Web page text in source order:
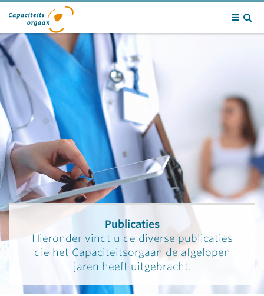
Publicaties
Hieronder vindt u de diverse publicaties
die het Capaciteitsorgaan de afgelopen
jaren heeft uitgebracht.